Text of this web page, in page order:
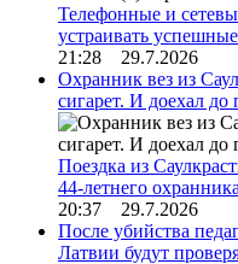
Телефонные и
устраивать
21:28 29.7.2026
Охранник вез из
сигарет. И доехал до
Поездка из
44-летнего
20:37 29.7.2026
После убийства
Латвии будут